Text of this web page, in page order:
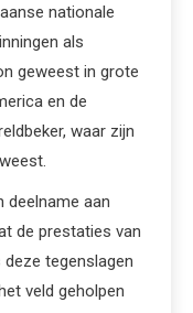
nationale
als
geweest in grote
en de
waar zijn
deelname aan
de prestaties van
tegenslagen
veld geholpen